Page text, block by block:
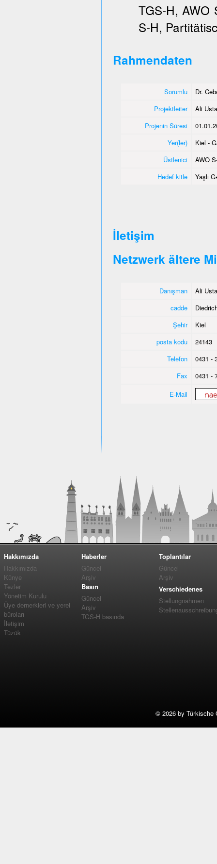
TGS-H, AWO
S-H,
Rahmendaten
Sorumlu
Dr.
Projektleiter
Ali
Projenin Süresi
Yer(ler)
Kiel -
Üstlenici
AWO
Hedef kitle
Yaşlı
İletişim
Netzwerk ältere
Danışman
Ali
cadde
Şehir
Kiel
posta kodu
24143
Telefon
0431 -
Fax
0431 -
E-Mail
Hakkımızda
Hakkımızda
Künye
Tezler
Yönetim Kurulu
Üye dernerkleri ve yerel
büroları
İletişim
Tüzük
Haberler
Güncel
Arşiv
Basın
Güncel
Arşiv
TGS-H basında
Toplantılar
Güncel
Arşiv
Verschiedenes
Stellungnahmen
© 2026 by Türkische